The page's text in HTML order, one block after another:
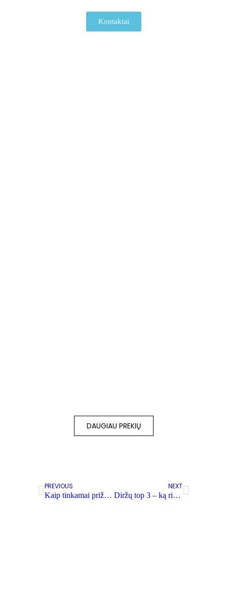
Kontaktai
DAUGIAU PREKIŲ
PREVIOUS
Kaip tinkamai prižiūrėti gaminius iš natūralios odos?
NEXT
Diržų top 3 – ką rinkosi mūsų klientai 2021 metais?